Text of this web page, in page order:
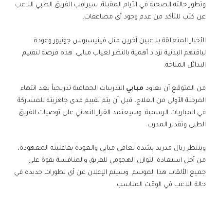
وتطور حالته الصحية في الأيام المقبلة. سيراقب الفريق الطبي اللاعب
عن كثب للتأكد من عدم وجود أي مضاعفات.
الأخبار المتعلقة بلاعبين آخرين مثل فينيسيوس جونيور وعودة
لياقتهم البدنية تزداد أهمية بالنظر لغياب مبابي. هذه فرصة لتقييم
البدائل المتاحة.
من المتوقع أن يعاود مبابي التدريبات الجماعية تدريجياً بعد انتهاء
المرحلة الأولى من العلاج، قبل أن يتم تقييم مدى جاهزيته للمشاركة
في المباريات الرسمية. وسيعتمد القرار النهائي على توصيات الفريق
الطبي وتقدير المدرب.
وينتظر ريال مدريد بشدة تعافي مبابي والعودة بفاعليته المعهودة،
من أجل استعادة التوازن الهجومي للفريق والمنافسة بقوة على
جميع الألقاب هذا الموسم. وسيتم الإعلان عن أي تطورات جديدة في
حالة اللاعب في الوقت المناسب.